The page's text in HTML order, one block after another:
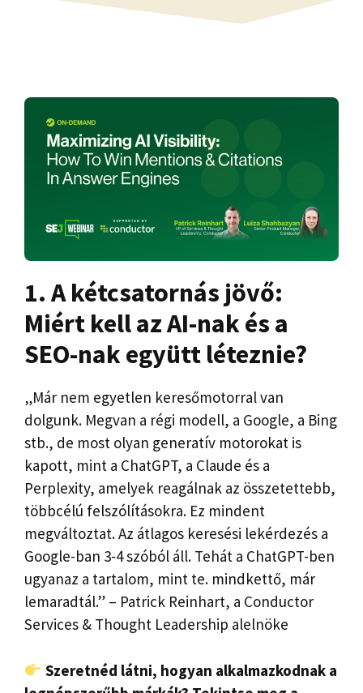
1. A kétcsatornás jövő:
Miért kell az AI-nak és a
SEO-nak együtt léteznie?
„Már nem egyetlen keresőmotorral van
dolgunk. Megvan a régi modell, a Google, a Bing
stb., de most olyan generatív motorokat is
kapott, mint a ChatGPT, a Claude és a
Perplexity, amelyek reagálnak az összetettebb,
többcélú felszólításokra. Ez mindent
megváltoztat. Az átlagos keresési lekérdezés a
Google-ban 3-4 szóból áll. Tehát a ChatGPT-ben
ugyanaz a tartalom, mint te. mindkettő, már
lemaradtál.” – Patrick Reinhart, a Conductor
Services & Thought Leadership alelnöke
Szeretnéd látni, hogyan alkalmazkodnak a